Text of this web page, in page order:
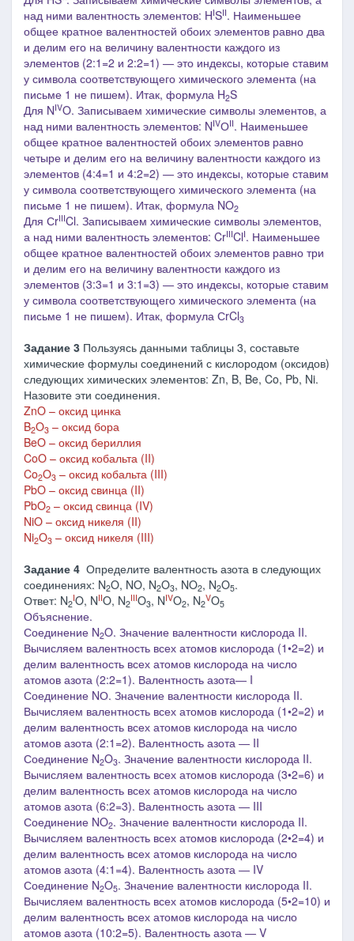
над ними валентность элементов: HISII. Наименьшее
общее кратное валентностей обоих элементов равно два
и делим его на величину валентности каждого из
элементов (2:1=2 и 2:2=1) ― это индексы, которые ставим
у символа соответствующего химического элемента (на
письме 1 не пишем). Итак, формула H2S
Для NIVO. Записываем химические символы элементов, а
над ними валентность элементов: NIVОII. Наименьшее
общее кратное валентностей обоих элементов равно
четыре и делим его на величину валентности каждого из
элементов (4:4=1 и 4:2=2) ― это индексы, которые ставим
у символа соответствующего химического элемента (на
письме 1 не пишем). Итак, формула NO2
Для СrIIICl. Записываем химические символы элементов,
а над ними валентность элементов: CrIIIClI. Наименьшее
общее кратное валентностей обоих элементов равно три
и делим его на величину валентности каждого из
элементов (3:3=1 и 3:1=3) ― это индексы, которые ставим
у символа соответствующего химического элемента (на
письме 1 не пишем). Итак, формула СrCl3
Задание 3 Пользуясь данными таблицы 3, составьте
химические формулы соединений с кислородом (оксидов)
следующих химических элементов: Zn, B, Be, Co, Pb, Ni.
Назовите эти соединения.
ZnO – оксид цинка
B2O3 – оксид бора
BeO – оксид бериллия
CoO – оксид кобальта (II)
Co2O3 – оксид кобальта (III)
PbO – оксид свинца (II)
PbO2 – оксид свинца (IV)
NiO – оксид никеля (II)
Ni2O3 – оксид никеля (III)
Задание 4 Определите валентность азота в следующих
соединениях: N2O, NO, N2O3, NO2, N2O5.
Ответ: N2
IO, NIIO, N2
IIIO3, NIVO2, N2
VO5
Объяснение.
Соединение N2O. Значение валентности киcлорода II.
Вычисляем валентность всех атомов кислорода (1•2=2) и
делим валентность всех атомов кислорода на число
атомов азота (2:2=1). Валентность азота― I
Соединение NО. Значение валентности кислорода II.
Вычисляем валентность всех атомов кислорода (1•2=2) и
делим валентность всех атомов кислорода на число
атомов азота (2:1=2). Валентность азота ― II
Соединение N2O3. Значение валентности кислорода II.
Вычисляем валентность всех атомов кислорода (3•2=6) и
делим валентность всех атомов кислорода на число
атомов азота (6:2=3). Валентность азота ― III
Соединение NO2. Значение валентности кислорода II.
Вычисляем валентность всех атомов кислорода (2•2=4) и
делим валентность всех атомов кислорода на число
атомов азота (4:1=4). Валентность азота ― IV
Соединение N2O5. Значение валентности кислорода II.
Вычисляем валентность всех атомов кислорода (5•2=10) и
делим валентность всех атомов кислорода на число
атомов азота (10:2=5). Валентность азота ― V